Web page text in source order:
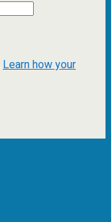
Learn how your